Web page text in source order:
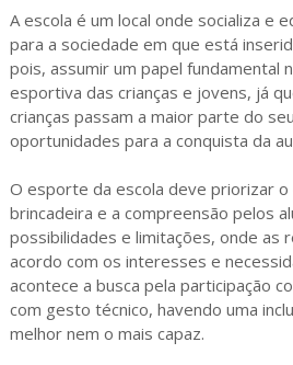
A escola é um local onde socializa e
para a sociedade em que está
pois, assumir um papel fundamental
esportiva das crianças e jovens, já
crianças passam a maior parte do
oportunidades para a conquista da
O esporte da escola deve priorizar
brincadeira e a compreensão pelos
possibilidades e limitações, onde as
acordo com os interesses e
acontece a busca pela participação
com gesto técnico, havendo uma
melhor nem o mais capaz.